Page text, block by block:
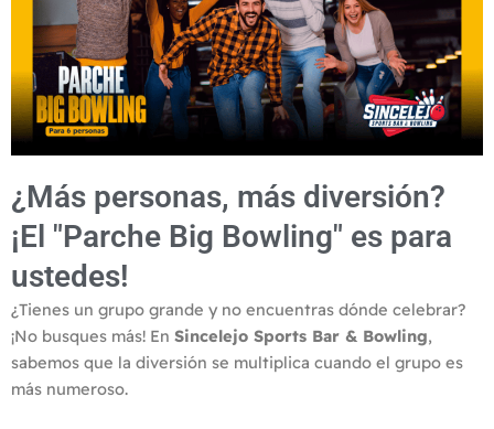
¿Más personas, más diversión?
¡El "Parche Big Bowling" es para
ustedes!
¿Tienes un grupo grande y no encuentras dónde celebrar?
¡No busques más! En Sincelejo Sports Bar & Bowling,
sabemos que la diversión se multiplica cuando el grupo es
más numeroso.